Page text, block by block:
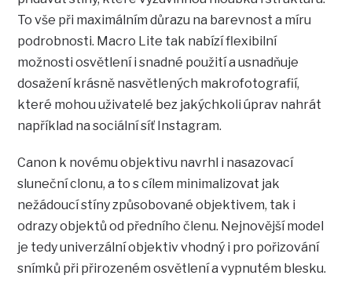
To vše při maximálním důrazu na barevnost a míru
podrobnosti. Macro Lite tak nabízí flexibilní
možnosti osvětlení i snadné použití a usnadňuje
dosažení krásně nasvětlených makrofotografií,
které mohou uživatelé bez jakýchkoli úprav nahrát
například na sociální síť Instagram.
Canon k novému objektivu navrhl i nasazovací
sluneční clonu, a to s cílem minimalizovat jak
nežádoucí stíny způsobované objektivem, tak i
odrazy objektů od předního členu. Nejnovější model
je tedy univerzální objektiv vhodný i pro pořizování
snímků při přirozeném osvětlení a vypnutém blesku.